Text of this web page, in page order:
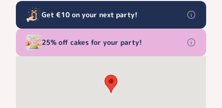
Get €10 on your next party!
25% off cakes for your party!